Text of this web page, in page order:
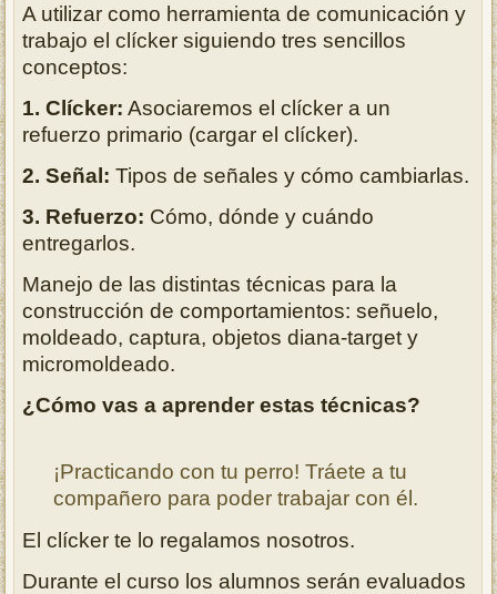
A utilizar como herramienta de comunicación y
trabajo el clícker siguiendo tres sencillos
conceptos:
1. Clícker: Asociaremos el clícker a un
refuerzo primario (cargar el clícker).
2. Señal: Tipos de señales y cómo cambiarlas.
3. Refuerzo: Cómo, dónde y cuándo
entregarlos.
Manejo de las distintas técnicas para la
construcción de comportamientos: señuelo,
moldeado, captura, objetos diana-target y
micromoldeado.
¿Cómo vas a aprender estas técnicas?
¡Practicando con tu perro! Tráete a tu
compañero para poder trabajar con él.
El clícker te lo regalamos nosotros.
Durante el curso los alumnos serán evaluados